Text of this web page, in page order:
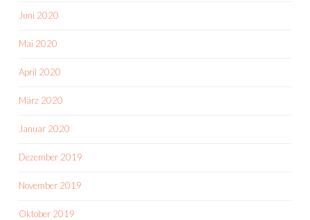
Juni 2020
Mai 2020
April 2020
März 2020
Januar 2020
Dezember 2019
November 2019
Oktober 2019